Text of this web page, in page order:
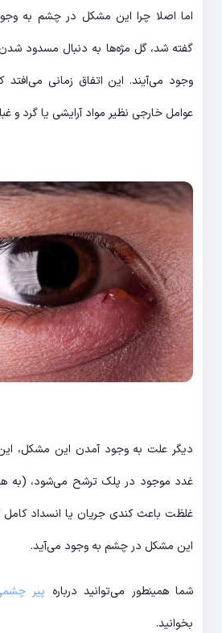
اما اصلا چرا این مشکل در چشم به
گفته شد، گل مژه‌ها به دنبال مسدود
وجود می‌آیند. این اتفاق زمانی می‌افتد
عوامل خارجی نظیر مواد آرایشی یا گرد و
دیگر علت به وجود آمدن این مشکل،
غدد موجود در پلک ترشح می‌شود، (به
غلظت باعث کندی جریان یا انسداد
این مشکل در چشم به وجود می‌آید.
شما همینطور می‌توانید درباره پیر
بخوانید.